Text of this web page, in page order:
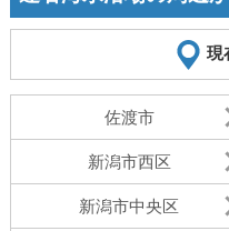
現
佐渡市
新潟市西区
新潟市中央区